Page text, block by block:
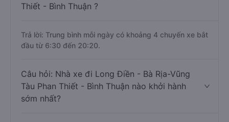
Thiết - Bình Thuận ?
Trả lời: Trung bình mỗi ngày có khoảng 4 chuyến xe bắt
đầu từ 6:30 đến 20:20.
Câu hỏi: Nhà xe đi Long Điền - Bà Rịa-Vũng
Tàu Phan Thiết - Bình Thuận nào khởi hành
sớm nhất?